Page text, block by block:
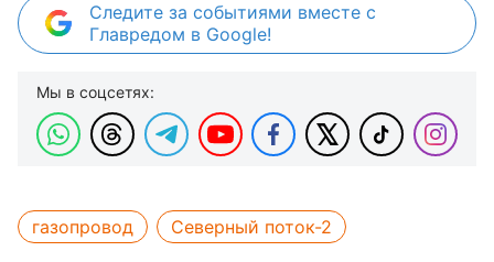
Следите за событиями вместе с
Главредом в Google!
Мы в соцсетях:
газопровод Северный поток-2